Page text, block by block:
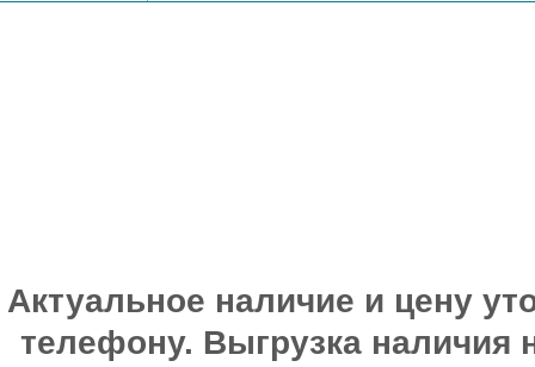
Актуальное наличие и цену
телефону. Выгрузка наличия